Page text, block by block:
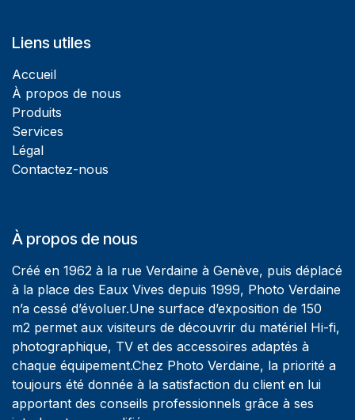
Liens utiles
Accueil
À propos de nous
Produits
Services
Légal
Contactez-nous
À propos de nous
Créé en 1962 à la rue Verdaine à Genève, puis déplacé
à la place des Eaux Vives depuis 1999, Photo Verdaine
n’a cessé d’évoluer.Une surface d’exposition de 150
m2 permet aux visiteurs de découvrir du matériel Hi-fi,
photographique, TV et des accessoires adaptés à
chaque équipement.Chez Photo Verdaine, la priorité a
toujours été donnée à la satisfaction du client en lui
apportant des conseils professionnels grâce à ses